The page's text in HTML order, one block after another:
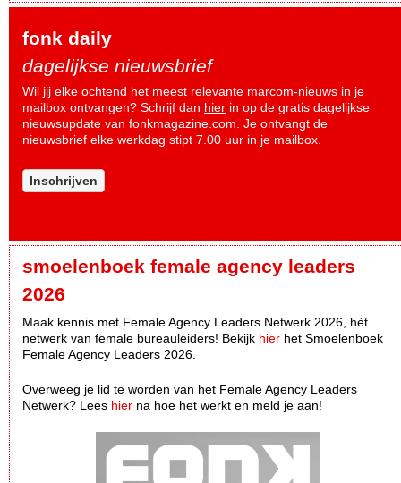
fonk daily
dagelijkse nieuwsbrief
Wil jij elke ochtend het meest relevante marcom-nieuws in je
mailbox ontvangen? Schrijf dan hier in op de gratis dagelijkse
nieuwsupdate van fonkmagazine.com. Je ontvangt de
nieuwsbrief elke werkdag stipt 7.00 uur in je mailbox.
Inschrijven
smoelenboek female agency leaders
2026
Maak kennis met Female Agency Leaders Netwerk 2026, hèt
netwerk van female bureauleiders! Bekijk hier het Smoelenboek
Female Agency Leaders 2026.
Overweeg je lid te worden van het Female Agency Leaders
Netwerk? Lees hier na hoe het werkt en meld je aan!